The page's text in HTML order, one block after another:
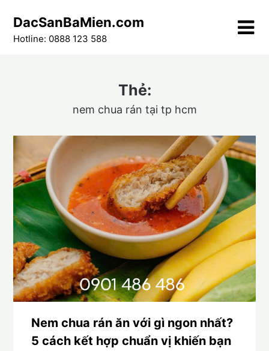
content
DacSanBaMien.com
Hotline: 0888 123 588
Thẻ:
nem chua rán tại tp hcm
Nem chua rán ăn với gì ngon nhất?
5 cách kết hợp chuẩn vị khiến bạn